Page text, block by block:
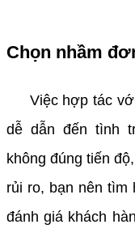
Chọn nhầm
Việc hợp tác với
dễ dẫn đến tình
không đúng tiến
rủi ro, bạn nên tìm
đánh giá khách